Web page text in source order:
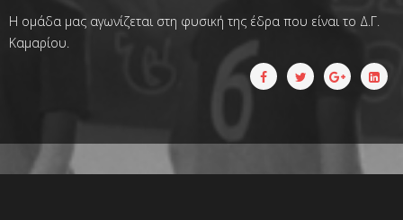
Η ομάδα μας αγωνίζεται στη φυσική της έδρα που είναι το Δ.Γ.
Καμαρίου.